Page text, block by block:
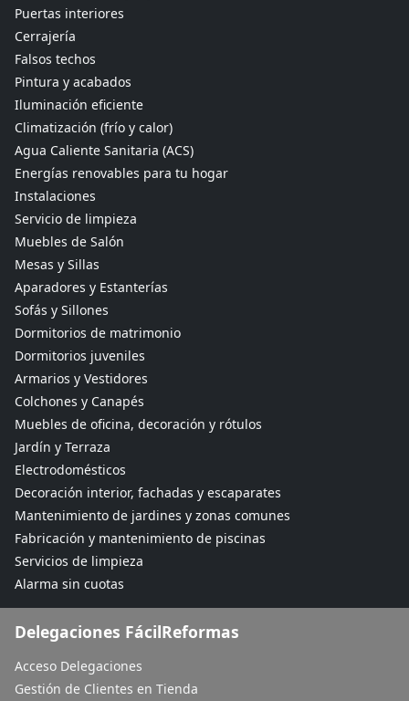
Puertas interiores
Cerrajería
Falsos techos
Pintura y acabados
Iluminación eficiente
Climatización (frío y calor)
Agua Caliente Sanitaria (ACS)
Energías renovables para tu hogar
Instalaciones
Servicio de limpieza
Muebles de Salón
Mesas y Sillas
Aparadores y Estanterías
Sofás y Sillones
Dormitorios de matrimonio
Dormitorios juveniles
Armarios y Vestidores
Colchones y Canapés
Muebles de oficina, decoración y rótulos
Jardín y Terraza
Electrodomésticos
Decoración interior, fachadas y escaparates
Mantenimiento de jardines y zonas comunes
Fabricación y mantenimiento de piscinas
Servicios de limpieza
Alarma sin cuotas
Delegaciones FácilReformas
Acceso Delegaciones
Gestión de Clientes en Tienda